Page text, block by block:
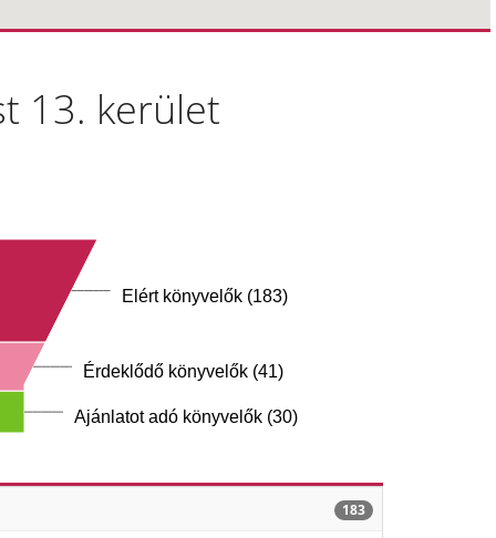
13. kerület
Elért könyvelők (183)
Érdeklődő könyvelők (41)
Ajánlatot adó könyvelők (30)
183